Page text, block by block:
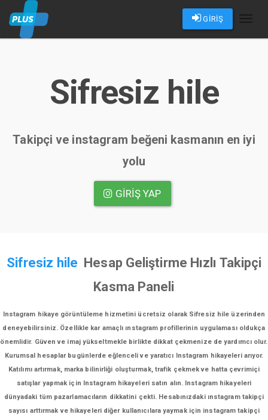
GİRİŞ
Sifresiz hile
Takipçi ve instagram beğeni kasmanın en iyi
yolu
GIRIŞ YAP
Sifresiz hile Hesap Geliştirme Hızlı Takipçi
Kasma Paneli
Instagram hikaye görüntüleme hizmetini ücretsiz olarak Sifresiz hile üzerinden
deneyebilirsiniz. Özellikle kar amaçlı ınstagram profillerinin uygulaması oldukça
önemlidir. Güven ve imaj yükseltmekle birlikte dikkat çekmenize de yardımcı olur.
Kurumsal hesaplar bugünlerde eğlenceli ve yaratıcı Instagram hikayeleri arıyor.
Katılımı artırmak, marka bilinirliği oluşturmak, trafik çekmek ve hatta çevrimiçi
satışlar yapmak için Instagram hikayeleri satın alın. Instagram hikayeleri
dünyadaki tüm pazarlamacıların dikkatini çekti. Hesabınızdaki ınstagram takipçi
sayısı arttırmak ve hikayeleri diğer kullanıcılara yaymak için instagram takipçi